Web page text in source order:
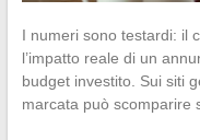
I numeri sono testardi: il
l’impatto reale di un
budget investito. Sui siti
marcata può scomparire